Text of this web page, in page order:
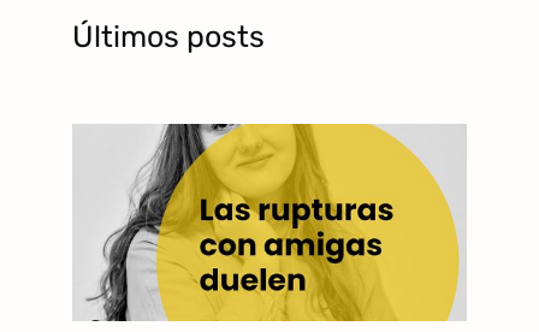
Últimos posts